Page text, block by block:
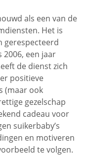
als een van de
Het is
gerespecteerd
2006, een jaar
de dienst zich
positieve
(maar ook
gezelschap
cadeau voor
suikerbaby’s
en motiveren
te volgen.